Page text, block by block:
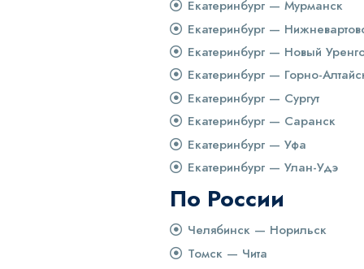
Екатеринбург — Мурманск
Екатеринбург —
Екатеринбург — Новый
Екатеринбург — Горно-
Екатеринбург — Сургут
Екатеринбург — Саранск
Екатеринбург — Уфа
Екатеринбург — Улан-Удэ
По России
Челябинск — Норильск
Томск — Чита